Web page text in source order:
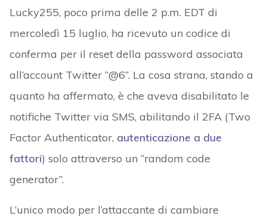
Lucky255, poco prima delle 2 p.m. EDT di
mercoledì 15 luglio, ha ricevuto un codice di
conferma per il reset della password associata
all’account Twitter “@6”. La cosa strana, stando a
quanto ha affermato, è che aveva disabilitato le
notifiche Twitter via SMS, abilitando il 2FA (Two
Factor Authenticator, autenticazione a due
fattori) solo attraverso un “random code
generator”.
L’unico modo per l’attaccante di cambiare